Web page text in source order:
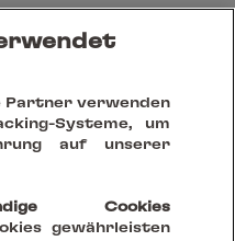
News & Best
Partner verwenden
Systeme, um
auf unserer
Cookies
gewährleisten